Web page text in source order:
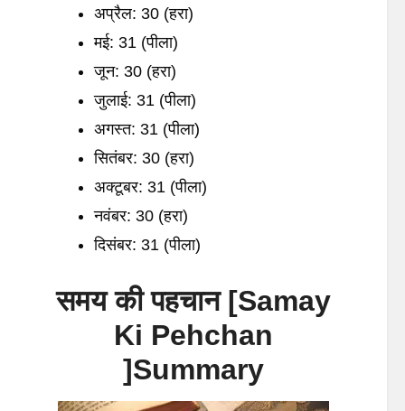
अप्रैल: 30 (हरा)
मई: 31 (पीला)
जून: 30 (हरा)
जुलाई: 31 (पीला)
अगस्त: 31 (पीला)
सितंबर: 30 (हरा)
अक्टूबर: 31 (पीला)
नवंबर: 30 (हरा)
दिसंबर: 31 (पीला)
समय की पहचान[Samay
Ki Pehchan
]Summary